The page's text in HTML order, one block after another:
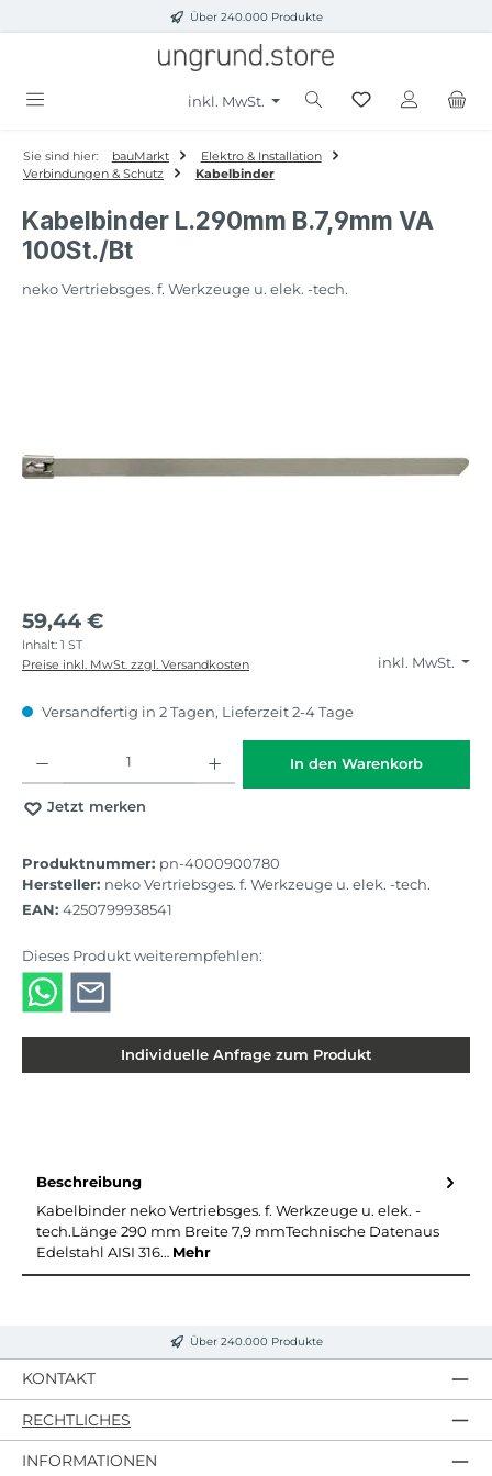
Zum Hauptinhalt springenÜber 240.000 Produkte
inkl. MwSt.
Sie sind hier: bauMarkt
Elektro & Installation
Verbindungen & Schutz
Kabelbinder
Kabelbinder L.290mm B.7,9mm VA
100St./Bt
neko Vertriebsges. f. Werkzeuge u. elek. -tech.
59,44 €
Inhalt: 1 ST
inkl. MwSt.
Preise inkl. MwSt. zzgl. Versandkosten
Versandfertig in 2 Tagen, Lieferzeit 2-4 Tage
In den Warenkorb
Jetzt merken
Produktnummer: pn-4000900780
Hersteller: neko Vertriebsges. f. Werkzeuge u. elek. -tech.
EAN: 4250799938541
Dieses Produkt weiterempfehlen:
Individuelle Anfrage zum Produkt
Beschreibung
Kabelbinder neko Vertriebsges. f. Werkzeuge u. elek. -
tech.Länge 290 mm Breite 7,9 mmTechnische Datenaus
Edelstahl AISI 316… Mehr
Über 240.000 Produkte
KONTAKT
RECHTLICHES
INFORMATIONEN